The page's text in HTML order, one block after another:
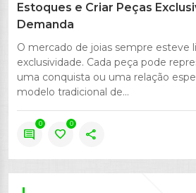
Estoques e Criar Peças
Demanda
O mercado de joias sempre esteve
exclusividade. Cada peça pode
uma conquista ou uma relação
modelo tradicional de...
comment
0
favorite
0
share